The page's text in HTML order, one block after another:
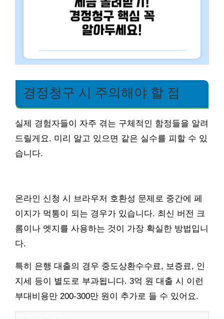
경정청구 시 주의해야 할 점
실제 경험자들이 자주 겪는 구체적인 함정들을 알려
드릴게요. 미리 알고 있으면 같은 실수를 피할 수 있
습니다.
온라인 신청 시 브라우저 호환성 문제로 중간에 페
이지가 먹통이 되는 경우가 있습니다. 최신 버전 크
롬이나 엣지를 사용하는 것이 가장 확실한 방법입니
다.
특히 은행 대출의 경우 중도상환수수료, 보증료, 인
지세 등이 별도로 부과됩니다. 3억 원 대출 시 이런
부대비용만 200-300만 원이 추가로 들 수 있어요.